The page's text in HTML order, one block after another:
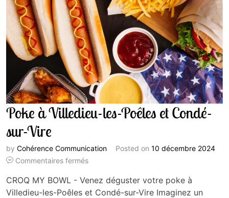
Poke à Villedieu-les-Poêles et Condé-
sur-Vire
by Cohérence Communication Posted on 10 décembre 2024
Commentaires fermés
CROQ MY BOWL - Venez déguster votre poke à
Villedieu-les-Poêles et Condé-sur-Vire Imaginez un